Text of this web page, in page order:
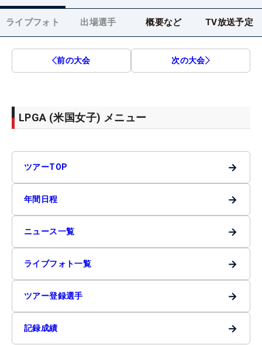
ライブフォト 出場選手 概要など TV放送予定
前の大会 次の大会
LPGA (米国女子) メニュー
ツアーTOP →
年間日程 →
ニュース一覧 →
ライブフォト一覧 →
ツアー登録選手 →
記録成績 →